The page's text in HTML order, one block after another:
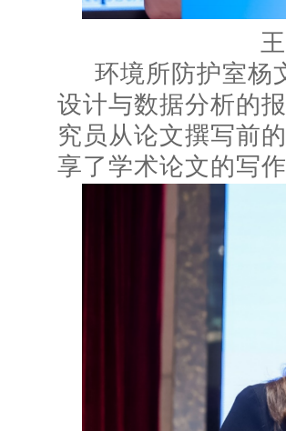
环境所防护室杨
设计与数据分析的
究员从论文撰写前
享了学术论文的写